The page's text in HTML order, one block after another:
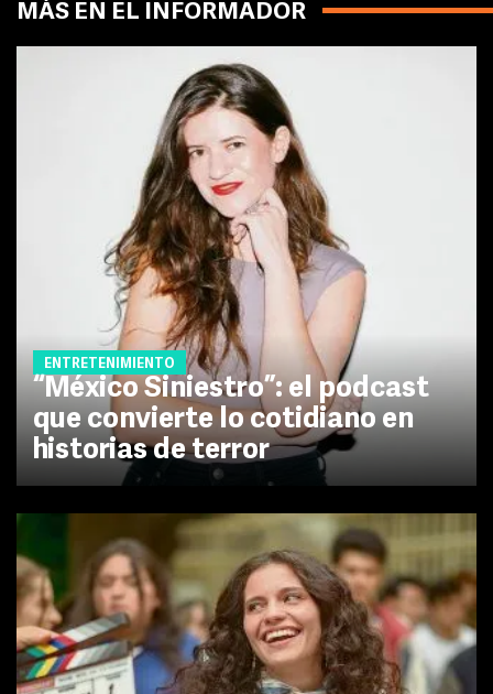
MÁS EN EL INFORMADOR
ENTRETENIMIENTO
“México Siniestro”: el podcast
que convierte lo cotidiano en
historias de terror